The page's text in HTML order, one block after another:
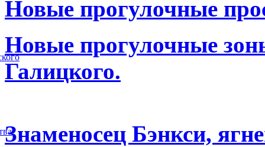
Новые прогулочные
Новые прогулочные
Галицкого.
Знаменосец Бэнкси,